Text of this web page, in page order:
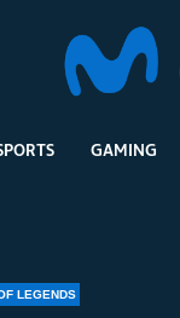
GAMING
LEGENDS